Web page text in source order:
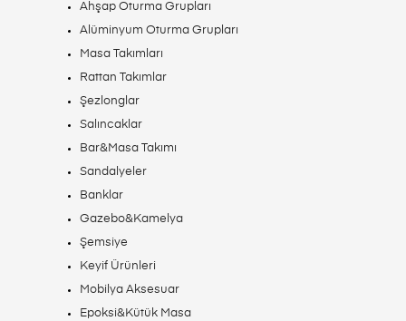
Ahşap Oturma Grupları
Alüminyum Oturma Grupları
Masa Takımları
Rattan Takımlar
Şezlonglar
Salıncaklar
Bar&Masa Takımı
Sandalyeler
Banklar
Gazebo&Kamelya
Şemsiye
Keyif Ürünleri
Mobilya Aksesuar
Epoksi&Kütük Masa